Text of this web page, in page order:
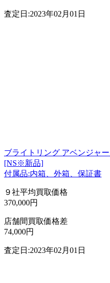
査定日:2023年02月01日
ブライトリング アベンジャ
[NS※新品]
付属品:内箱、外箱、保証書
９社平均買取価格
370,000円
店舗間買取価格差
74,000円
査定日:2023年02月01日